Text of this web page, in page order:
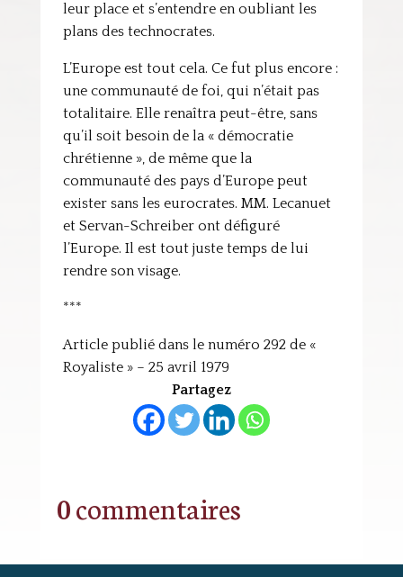
leur place et s’entendre en oubliant les
plans des technocrates.
L’Europe est tout cela. Ce fut plus encore :
une communauté de foi, qui n’était pas
totalitaire. Elle renaîtra peut-être, sans
qu’il soit besoin de la « démocratie
chrétienne », de même que la
communauté des pays d’Europe peut
exister sans les eurocrates. MM. Lecanuet
et Servan-Schreiber ont défiguré
l’Europe. Il est tout juste temps de lui
rendre son visage.
***
Article publié dans le numéro 292 de «
Royaliste » – 25 avril 1979
Partagez
0 commentaires